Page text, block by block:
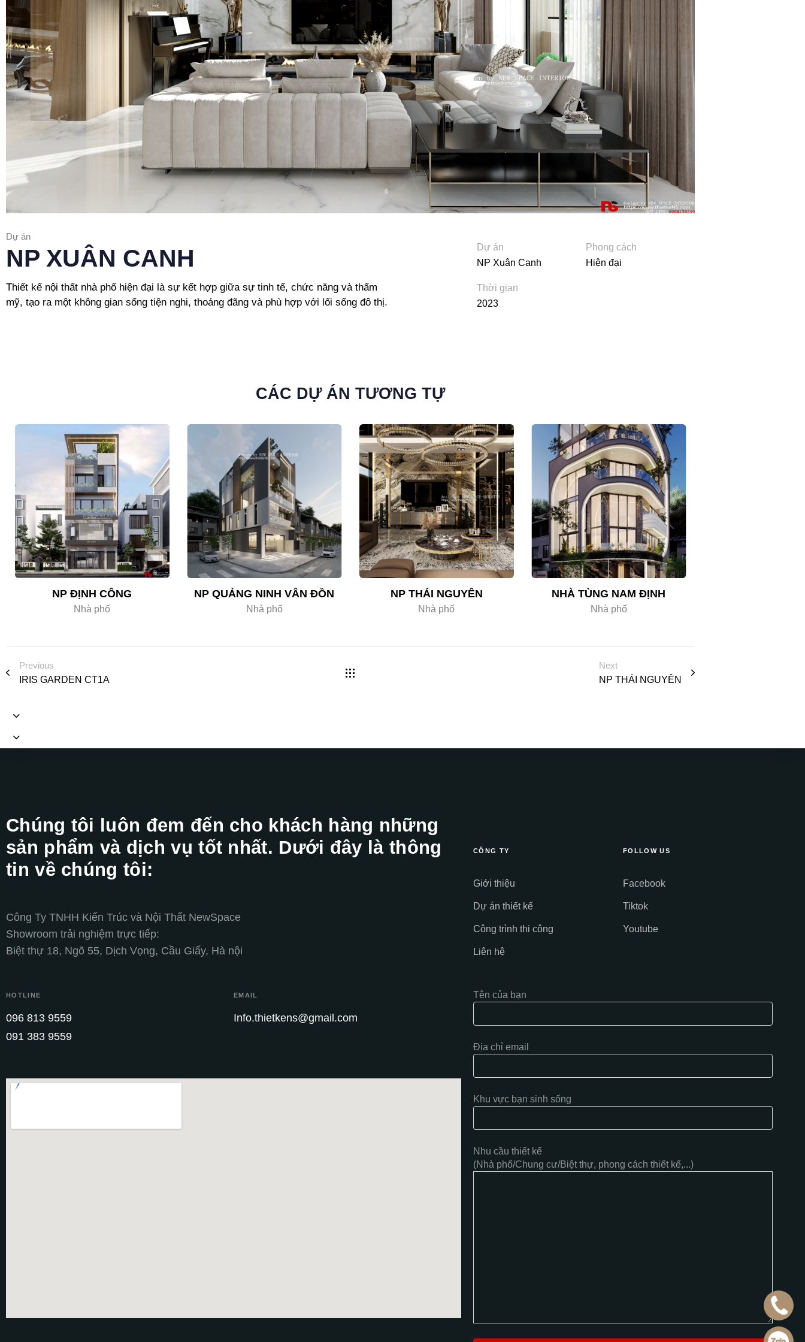
Dự án
NP XUÂN CANH
Thiết kế nội thất nhà phố hiện đại là sự kết hợp giữa sự tinh tế, chức năng và thẩm
mỹ, tạo ra một không gian sống tiện nghi, thoáng đãng và phù hợp với lối sống đô thị.
Dự án
NP Xuân Canh
Phong cách
Hiện đại
Thời gian
2023
CÁC DỰ ÁN TƯƠNG TỰ
NP ĐỊNH CÔNG
Nhà phố
NP QUẢNG NINH VÂN ĐỒN
Nhà phố
NP THÁI NGUYÊN
Nhà phố
NHÀ TÙNG NAM ĐỊNH
Nhà phố
Previous
IRIS GARDEN CT1A
Next
NP THÁI NGUYÊN
Chúng tôi luôn đem đến cho khách hàng những
sản phẩm và dịch vụ tốt nhất. Dưới đây là thông
tin về chúng tôi:
Công Ty TNHH Kiến Trúc và Nội Thất NewSpace
Showroom trải nghiệm trực tiếp:
Biệt thự 18, Ngõ 55, Dịch Vọng, Cầu Giấy, Hà nội
HOTLINE
096 813 9559
091 383 9559
EMAIL
Info.thietkens@gmail.com
CÔNG TY
Giới thiệu
Dự án thiết kế
Công trình thi công
Liên hệ
FOLLOW US
Facebook
Tiktok
Youtube
Tên của bạn
Địa chỉ email
Khu vực bạn sinh sống
Nhu cầu thiết kế
(Nhà phố/Chung cư/Biệt thự, phong cách thiết kế,...)